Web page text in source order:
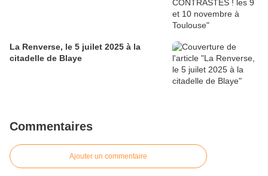
La Renverse, le 5 juilet 2025 à la
citadelle de Blaye
Commentaires
Ajouter un commentaire